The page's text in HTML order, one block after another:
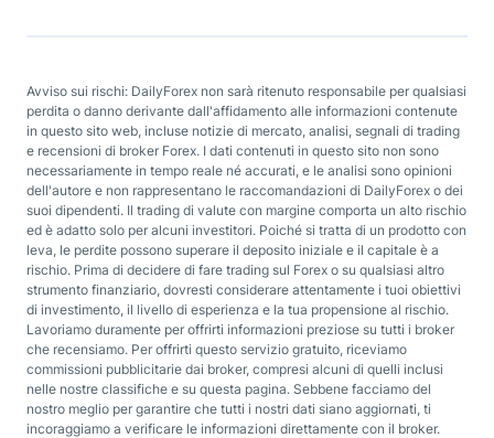
Avviso sui rischi: DailyForex non sarà ritenuto responsabile per qualsiasi
perdita o danno derivante dall'affidamento alle informazioni contenute
in questo sito web, incluse notizie di mercato, analisi, segnali di trading
e recensioni di broker Forex. I dati contenuti in questo sito non sono
necessariamente in tempo reale né accurati, e le analisi sono opinioni
dell'autore e non rappresentano le raccomandazioni di DailyForex o dei
suoi dipendenti. Il trading di valute con margine comporta un alto rischio
ed è adatto solo per alcuni investitori. Poiché si tratta di un prodotto con
leva, le perdite possono superare il deposito iniziale e il capitale è a
rischio. Prima di decidere di fare trading sul Forex o su qualsiasi altro
strumento finanziario, dovresti considerare attentamente i tuoi obiettivi
di investimento, il livello di esperienza e la tua propensione al rischio.
Lavoriamo duramente per offrirti informazioni preziose su tutti i broker
che recensiamo. Per offrirti questo servizio gratuito, riceviamo
commissioni pubblicitarie dai broker, compresi alcuni di quelli inclusi
nelle nostre classifiche e su questa pagina. Sebbene facciamo del
nostro meglio per garantire che tutti i nostri dati siano aggiornati, ti
incoraggiamo a verificare le informazioni direttamente con il broker.